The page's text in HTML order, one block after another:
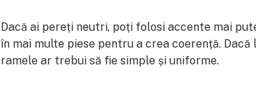
Dacă ai pereți neutri, poți folosi accente mai
în mai multe piese pentru a crea coerență.
ramele ar trebui să fie simple și uniforme.